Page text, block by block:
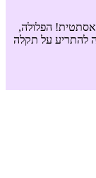
אסתטית! הפלולה,
להתריע על תקלה